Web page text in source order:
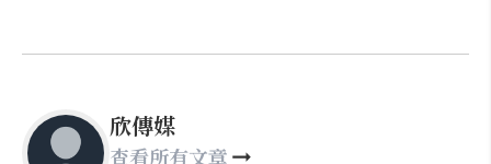
欣傳媒
查看所有文章